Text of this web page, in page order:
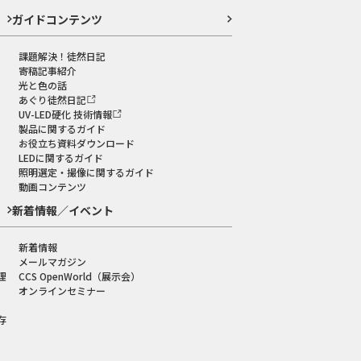
ガイドコンテンツ
課題解決！徒然日記
寄稿記事紹介
光と色の話
あぐり徒然日記
UV-LED硬化 技術情報
製品に関するガイド
お役立ち資料ダウンロード
LEDに関するガイド
照明選定・撮像に関するガイド
動画コンテンツ
新着情報／イベント
新着情報
メールマガジン
CCS OpenWorld（展示会）
オンラインセミナー